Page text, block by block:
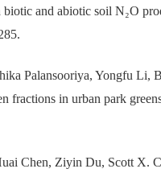
biotic and abiotic soil N₂O
Palansooriya, Yongfu Li,
in urban park
Chen, Ziyin Du, Scott X.